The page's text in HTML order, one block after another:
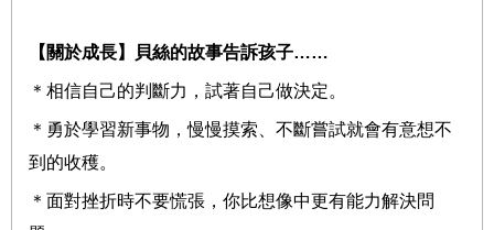
【關於成長】貝絲的故事告訴孩子……
＊相信自己的判斷力，試著自己做決定。
＊勇於學習新事物，慢慢摸索、不斷嘗試就會有意想不
到的收穫。
＊面對挫折時不要慌張，你比想像中更有能力解決問